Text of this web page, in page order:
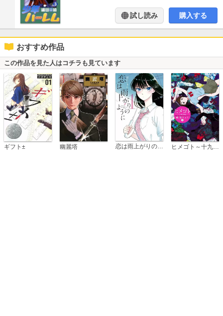
試し読み 購入する
おすすめ作品
この作品を見た人はコチラも見ています
ギフト± 幽麗塔 恋は雨上がりのように